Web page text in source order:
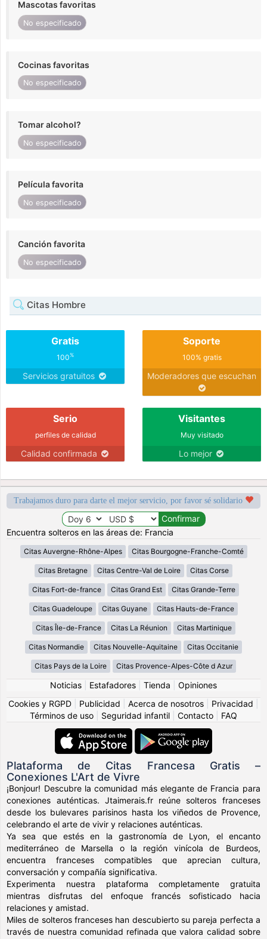
Mascotas favoritas
No especificado
Cocinas favoritas
No especificado
Tomar alcohol?
No especificado
Película favorita
No especificado
Canción favorita
No especificado
Citas Hombre
Gratis
100%
Servicios gratuitos
Soporte
100% gratis
Moderadores que escuchan
Serio
perfiles de calidad
Calidad confirmada
Visitantes
Muy visitado
Lo mejor
Trabajamos duro para darte el mejor servicio, por favor sé solidario
Encuentra solteros en las áreas de: Francia
Citas Auvergne-Rhône-Alpes Citas Bourgogne-Franche-Comté
Citas Bretagne Citas Centre-Val de Loire Citas Corse
Citas Fort-de-france Citas Grand Est Citas Grande-Terre
Citas Guadeloupe Citas Guyane Citas Hauts-de-France
Citas Île-de-France Citas La Réunion Citas Martinique
Citas Normandie Citas Nouvelle-Aquitaine Citas Occitanie
Citas Pays de la Loire Citas Provence-Alpes-Côte d Azur
Noticias Estafadores Tienda
Opiniones
Cookies y RGPD
Publicidad Acerca de nosotros Privacidad
Términos de uso
Seguridad infantil Contacto FAQ
Plataforma de Citas Francesa Gratis –
Conexiones L'Art de Vivre
¡Bonjour! Descubre la comunidad más elegante de Francia para
conexiones auténticas. Jtaimerais.fr reúne solteros franceses
desde los bulevares parisinos hasta los viñedos de Provence,
celebrando el arte de vivir y relaciones auténticas.
Ya sea que estés en la gastronomía de Lyon, el encanto
mediterráneo de Marsella o la región vinícola de Burdeos,
encuentra franceses compatibles que aprecian cultura,
conversación y compañía significativa.
Experimenta nuestra plataforma completamente gratuita
mientras disfrutas del enfoque francés sofisticado hacia
relaciones y amistad.
Miles de solteros franceses han descubierto su pareja perfecta a
través de nuestra comunidad refinada que valora calidad sobre